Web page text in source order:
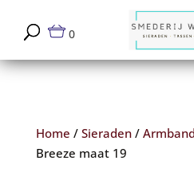
0
Home / Sieraden/
Breeze maat 19